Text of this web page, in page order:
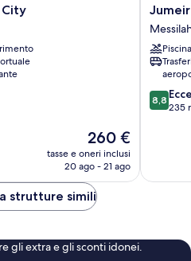
Il
prezzo
attuale
260 €
260 €
tasse e oneri inclusi
20 ago - 21 ago
Messilah
Beach
Kuwait
Messilah
Piscina
8.8
su
8,8
235
strutture simili
gli extra e gli sconti idonei.